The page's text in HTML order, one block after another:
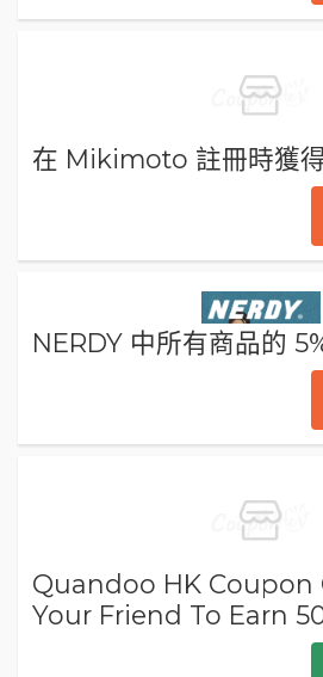
在 Mikimoto 註冊時獲
NERDY 中所有商品的
Quandoo HK Coupon
Your Friend To Earn